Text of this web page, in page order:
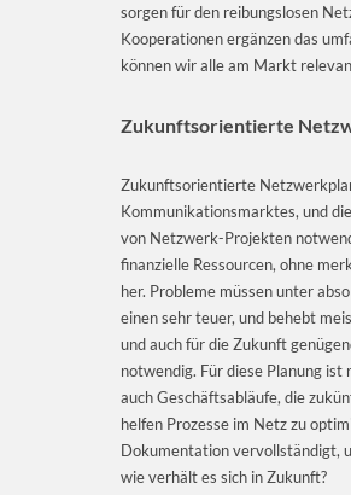
sorgen für den reibungslosen
Kooperationen ergänzen das
können wir alle am Markt
Zukunftsorientierte
Zukunftsorientierte
Kommunikationsmarktes, und
von Netzwerk-Projekten
finanzielle Ressourcen, ohne
her. Probleme müssen unter
einen sehr teuer, und behebt
und auch für die Zukunft
notwendig. Für diese Planung
auch Geschäftsabläufe, die
helfen Prozesse im Netz zu
Dokumentation vervollständigt,
wie verhält es sich in Zukunft?